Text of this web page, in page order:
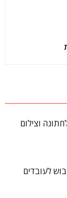
וצילום
לעובדים